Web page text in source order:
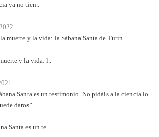
ya no tien..
y la vida: l..
Santa es un te..